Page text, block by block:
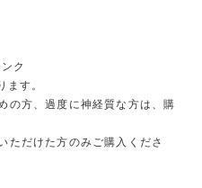
ク
す。
の方、過度に神経質な方は、購
ただけた方のみご購入くださ